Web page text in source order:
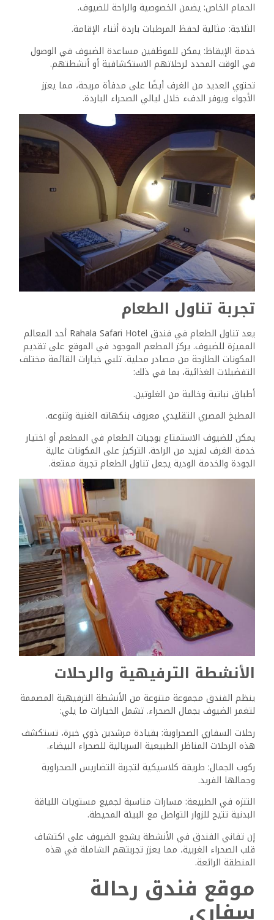
أطباق نباتية وخالية من الغلوتين.
المطبخ المصري التقليدي معروف بنكهاته الغنية وتنوعه.
يمكن للضيوف الاستمتاع بوجبات الطعام في المطعم أو اختيار
خدمة الغرف لمزيد من الراحة. التركيز على المكونات عالية
الجودة والخدمة الودية يجعل تناول الطعام تجربة ممتعة.
الأنشطة الترفيهية والرحلات
ينظم الفندق مجموعة متنوعة من الأنشطة الترفيهية المصممة
لتغمر الضيوف بجمال الصحراء. تشمل الخيارات ما يلي:
رحلات السفاري الصحراوية: بقيادة مرشدين ذوي خبرة، تستكشف
هذه الرحلات المناظر الطبيعية السريالية للصحراء البيضاء.
ركوب الجمال: طريقة كلاسيكية لتجربة التضاريس الصحراوية
التنزه في الطبيعة: مسارات مناسبة لجميع مستويات اللياقة
البدنية تتيح للزوار التواصل مع البيئة المحيطة.
إن تفاني الفندق في الأنشطة يشجع الضيوف على اكتشاف
قلب الصحراء الغربية، مما يعزز تجربتهم الشاملة في هذه
موقع فندق رحالة
سفاري
يتمتع فندق Rahala Safari Hotel بموقع استراتيجي في بيئة
قصر الفرافرة الهادئة، مما يوفر للضيوف فرصة فريدة
لاستكشاف المناظر الطبيعية الآسرة في واحة سيوة والمناطق
المحيطة بها. إن إمكانية وصول الفندق إلى مناطق الجذب
المحلية وخيارات النقل تعزز التجربة الشاملة للزوار.
القرب من مناطق الجذب المحلية
يوفر الفندق بوابة إلى العديد من مناطق الجذب المحلية. يمكن
للضيوف الوصول بسهولة إلى الصحراء البيضاء المذهلة التي
تتميز بجيولوجيتها الرائعة ومناظرها الطبيعية الفريدة. وتجذب
الينابيع الساخنة القريبة، المشهورة بخصائصها العلاجية، الزوار
الباحثين عن الاسترخاء.
كما يتم عرض الفن المحلي من خلال الحرف التقليدية في
المنطقة، مما يوفر للضيوف نظرة ثاقبة للتراث الفني الغني
لبيئة الواحات. ويقع الفندق على بعد مسافة قصيرة من المناظر
الطبيعية الخصبة لواحة الفرافرة، مما يسمح بمشاهدة المعالم
الحركة والانتقال
يعد الوصول إلى فندق Rahala Safari أمرًا سهلاً، حيث تتوفر
خيارات النقل المختلفة. يمكن للمسافرين ترتيب خدمة النقل من
المطار من القاهرة، تليها رحلة ذات مناظر خلابة تغمرهم في
المناظر الطبيعية الصحراوية الجميلة.
يتم استخدام سيارات الأجرة المحلية وخدمات النقل المكوكية
بشكل شائع للتنقل داخل واحة سيوة. بالنسبة لأولئك الذين